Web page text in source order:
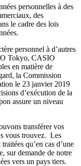
personnelles à des
des
le cadre des lois
personnel à d’autres
Tokyo, CASIO
en matière de
la Commission
le 23 janvier 2019
d’exécution de la
assure un niveau
transférer vos
vous trouvez. Les
qu’en cas d’une
sur demande de notre
vers un pays tiers.